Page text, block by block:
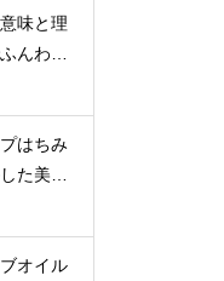
味と理
んわり
めの基
はちみ
た美味
オイル